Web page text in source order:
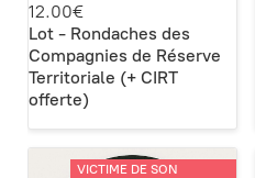
12.00€
Lot - Rondaches des
Compagnies de Réserve
Territoriale (+ CIRT
offerte)
VICTIME DE SON